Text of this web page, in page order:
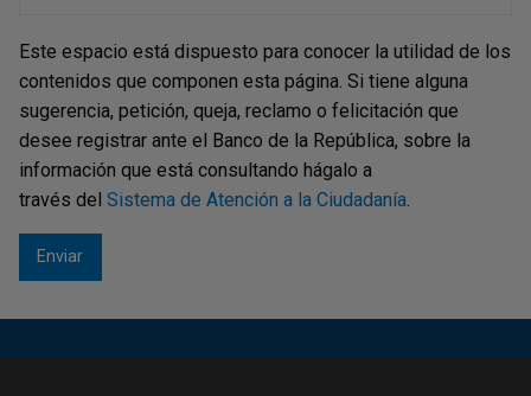
Este espacio está dispuesto para conocer la utilidad de los
contenidos que componen esta página. Si tiene alguna
sugerencia, petición, queja, reclamo o felicitación que
desee registrar ante el Banco de la República, sobre la
información que está consultando hágalo a
través del Sistema de Atención a la Ciudadanía